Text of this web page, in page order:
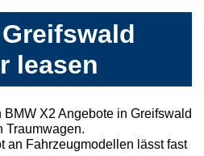
leasen
X2 Angebote in Greifswald
Traumwagen.
an Fahrzeugmodellen lässt fast